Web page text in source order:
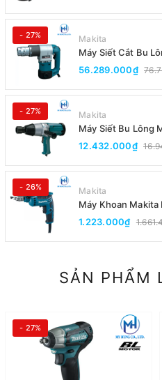
- 27% Makita
Máy Siết Cắt Bu
56.289.000₫
- 27% Makita
Máy Siết Bu Lông
12.432.000₫
- 26% Makita
Máy Khoan Makita
1.223.000₫
SẢN PHẨM
- 27%